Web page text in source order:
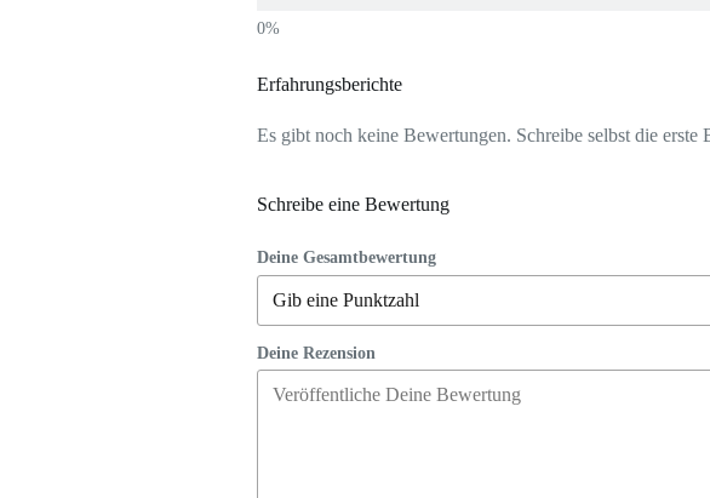
Erfahrungsberichte
Es gibt noch keine Bewertungen. Schreibe selbst die erste
Schreibe eine Bewertung
Deine Gesamtbewertung
Deine Rezension